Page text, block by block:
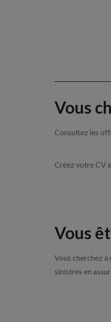
Vous
Consultez les
Créez votre CV
Vous
Vous cherchez à
sinistres en